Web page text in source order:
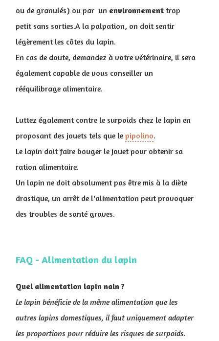
ou de granulés) ou par un environnement trop
petit sans sorties.A la palpation, on doit sentir
légèrement les côtes du lapin.
En cas de doute, demandez à votre vétérinaire, il sera
également capable de vous conseiller un
rééquilibrage alimentaire.
Luttez également contre le surpoids chez le lapin en
proposant des jouets tels que le pipolino.
Le lapin doit faire bouger le jouet pour obtenir sa
ration alimentaire.
Un lapin ne doit absolument pas être mis à la diète
drastique, un arrêt de l'alimentation peut provoquer
des troubles de santé graves.
FAQ - Alimentation du lapin
Quel alimentation lapin nain ?
Le lapin bénéficie de la même alimentation que les
autres lapins domestiques, il faut uniquement adapter
les proportions pour réduire les risques de surpoids.